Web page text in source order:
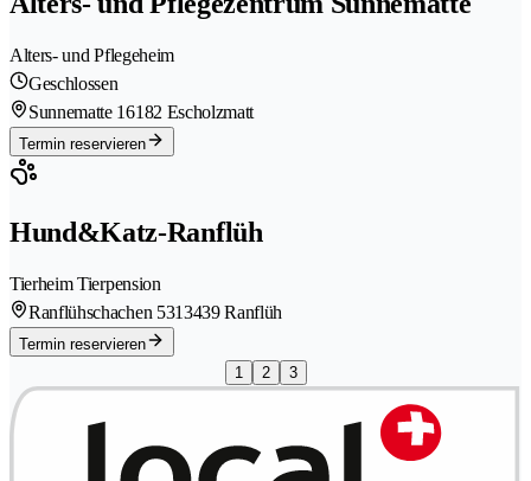
Alters- und Pflegeheim
Geschlossen
Sunnematte 16182 Escholzmatt
Termin reservieren
Hund&Katz-Ranflüh
Tierheim Tierpension
Ranflühschachen 5313439 Ranflüh
Termin reservieren
1
2 3